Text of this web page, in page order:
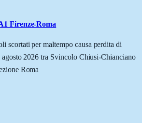
Firenze-Roma
scortati per maltempo causa perdita di
2026 tra Svincolo Chiusi-Chianciano
Roma